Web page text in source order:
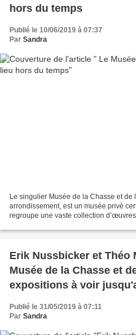
hors du temps
Publié le 10/06/2019 à 07:37
Par Sandra
Le singulier Musée de la Chasse et de
arrondissement, est un musée privé
regroupe une vaste collection
Erik Nussbicker et Théo
Musée de la Chasse et
expositions à voir
Publié le 31/05/2019 à 07:11
Par Sandra